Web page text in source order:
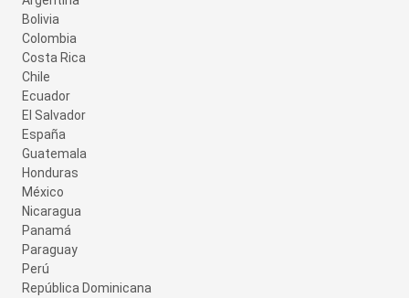
Bolivia
Colombia
Costa Rica
Chile
Ecuador
El Salvador
España
Guatemala
Honduras
México
Nicaragua
Panamá
Paraguay
Perú
República Dominicana